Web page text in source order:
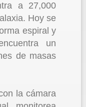
a 27,000
Hoy se
espiral y
un
de masas
la cámara